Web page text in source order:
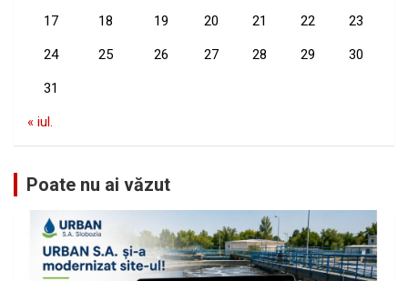
17 18 19 20 21 22 23
24 25 26 27 28 29 30
31
« iul.
Poate nu ai văzut